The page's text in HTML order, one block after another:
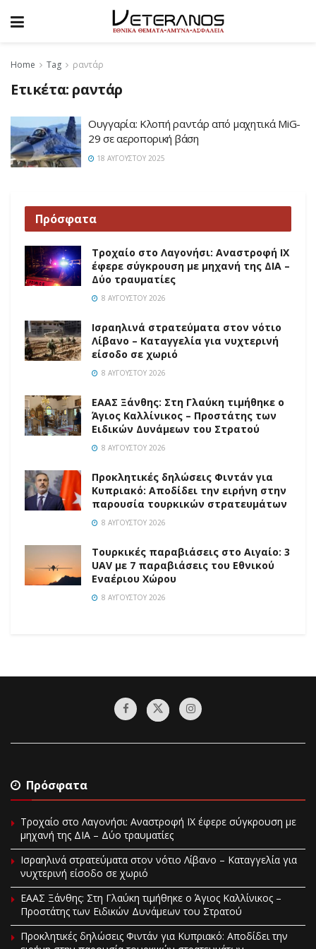
Home Tag ραντάρ
Ετικέτα: ραντάρ
Ουγγαρία: Κλοπή ραντάρ από μαχητικά MiG-
29 σε αεροπορική βάση
18 ΑΥΓΟΎΣΤΟΥ 2025
Πρόσφατα
Τροχαίο στο Λαγονήσι: Αναστροφή ΙΧ
έφερε σύγκρουση με μηχανή της ΔΙΑ –
Δύο τραυματίες
8 ΑΥΓΟΎΣΤΟΥ 2026
Ισραηλινά στρατεύματα στον νότιο
Λίβανο – Καταγγελία για νυχτερινή
είσοδο σε χωριό
8 ΑΥΓΟΎΣΤΟΥ 2026
EAAΣ Ξάνθης: Στη Γλαύκη τιμήθηκε ο
Άγιος Καλλίνικος – Προστάτης των
Ειδικών Δυνάμεων του Στρατού
8 ΑΥΓΟΎΣΤΟΥ 2026
Προκλητικές δηλώσεις Φιντάν για
Κυπριακό: Αποδίδει την ειρήνη στην
παρουσία τουρκικών στρατευμάτων
8 ΑΥΓΟΎΣΤΟΥ 2026
Τουρκικές παραβιάσεις στο Αιγαίο: 3
UAV με 7 παραβιάσεις του Εθνικού
Εναέριου Χώρου
8 ΑΥΓΟΎΣΤΟΥ 2026
Πρόσφατα
Τροχαίο στο Λαγονήσι: Αναστροφή ΙΧ έφερε σύγκρουση με
μηχανή της ΔΙΑ – Δύο τραυματίες
Ισραηλινά στρατεύματα στον νότιο Λίβανο – Καταγγελία για
νυχτερινή είσοδο σε χωριό
EAAΣ Ξάνθης: Στη Γλαύκη τιμήθηκε ο Άγιος Καλλίνικος –
Προστάτης των Ειδικών Δυνάμεων του Στρατού
Προκλητικές δηλώσεις Φιντάν για Κυπριακό: Αποδίδει την